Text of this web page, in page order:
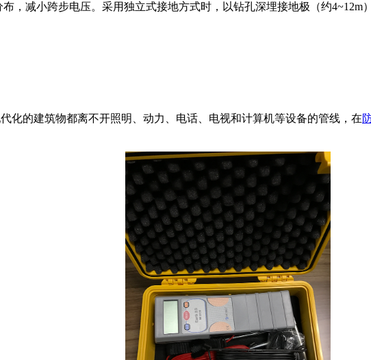
，减小跨步电压。采用独立式接地方式时，以钻孔深埋接地极（约4~12m
化的建筑物都离不开照明、动力、电话、电视和计算机等设备的管线，在